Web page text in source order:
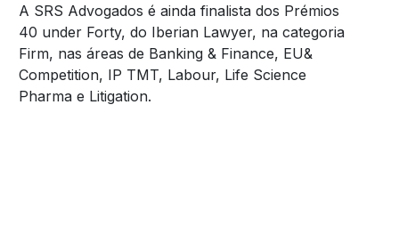
A SRS Advogados é ainda finalista dos Prémios
40 under Forty, do Iberian Lawyer, na categoria
Firm, nas áreas de Banking & Finance, EU&
Competition, IP TMT, Labour, Life Science
Pharma e Litigation.